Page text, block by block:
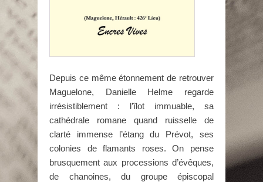
Depuis ce même étonnement de retrouver
Maguelone, Danielle Helme regarde
irrésistiblement : l’îlot immuable, sa
cathédrale romane quand ruisselle de
clarté immense l’étang du Prévot, ses
colonies de flamants roses. On pense
brusquement aux processions d’évêques,
de chanoines, du groupe épiscopal